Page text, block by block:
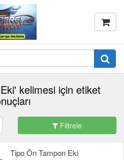
kelimesi için etiket
Filtrele
Tipo Ön Tampon Eki